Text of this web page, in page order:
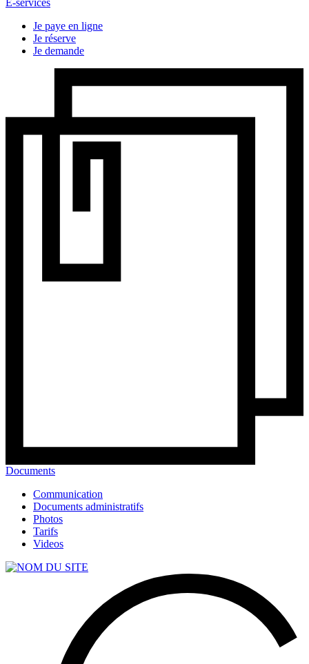
E-services
Je paye en ligne
Je réserve
Je demande
Documents
Communication
Documents administratifs
Photos
Tarifs
Videos